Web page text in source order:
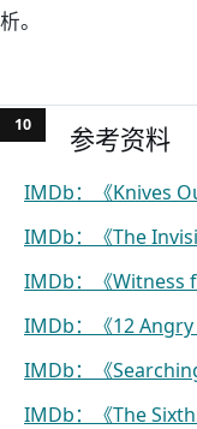
析。
参考资料
IMDb：《Knives
IMDb：《The
IMDb：《Witness
IMDb：《12
IMDb：《
IMDb：《The